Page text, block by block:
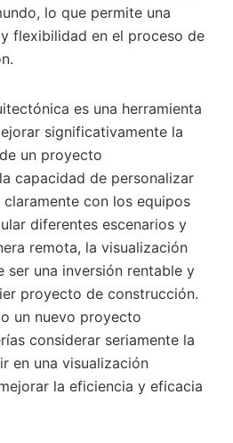
lo que permite una
flexibilidad en el proceso de
es una herramienta
significativamente la
un proyecto
capacidad de personalizar
con los equipos
diferentes escenarios y
remota, la visualización
ser una inversión rentable y
proyecto de construcción.
un nuevo proyecto
considerar seriamente la
en una visualización
la eficiencia y eficacia